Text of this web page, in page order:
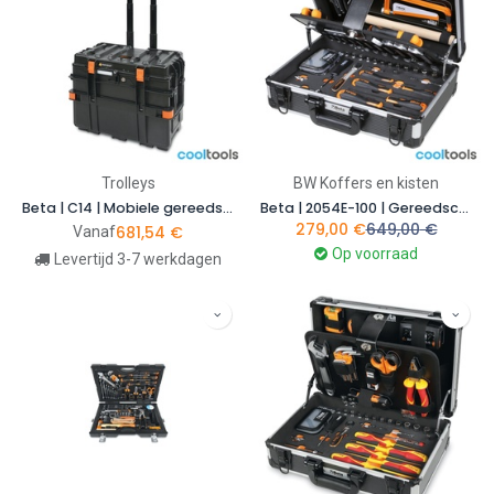
Trolleys
Beta | C14 | Mobiele gereedschapskoffer van polypropyleen met 4 laden
Vanaf681,54 €
Levertijd 3-7 werkdagen
BW Koffers en kisten
Beta | 2054E-100 | Gereedschapskoffer 100-delig voor algemeen onderhoud | 020546011
279,00 €649,00€
Op voorraad